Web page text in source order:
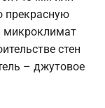
прекрасную
микроклимат
стен
– джутовое